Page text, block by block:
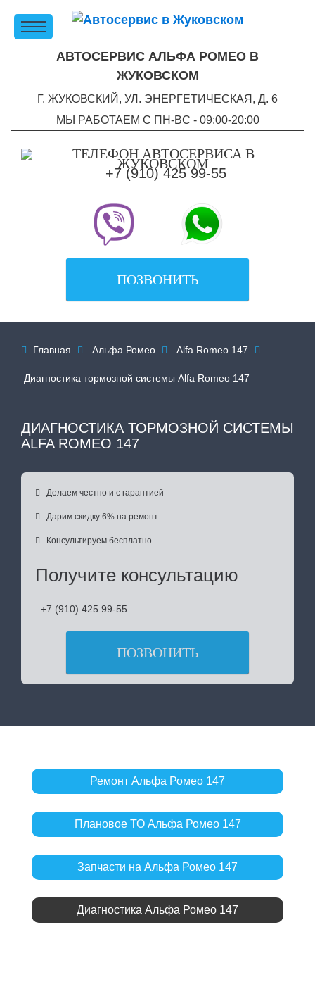
АВТОСЕРВИС АЛЬФА РОМЕО В
ЖУКОВСКОМ
Г. ЖУКОВСКИЙ, УЛ. ЭНЕРГЕТИЧЕСКАЯ, Д. 6
МЫ РАБОТАЕМ С ПН-ВC - 09:00-20:00
+7 (910) 425 99-55
ПОЗВОНИТЬ
 Главная  Альфа Ромео  Alfa Romeo 147 
Диагностика тормозной системы Alfa Romeo 147
ДИАГНОСТИКА ТОРМОЗНОЙ СИСТЕМЫ
ALFA ROMEO 147
 Делаем честно и с гарантией
 Дарим скидку 6% на ремонт
 Консультируем бесплатно
Получите консультацию
+7 (910) 425 99-55
ПОЗВОНИТЬ
Ремонт Альфа Ромео 147
Плановое ТО Альфа Ромео 147
Запчасти на Альфа Ромео 147
Диагностика Альфа Ромео 147